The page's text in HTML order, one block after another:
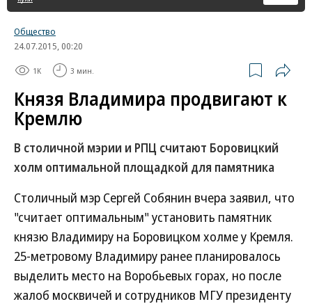
Общество
24.07.2015, 00:20
1K 3 мин.
Князя Владимира продвигают к
Кремлю
В столичной мэрии и РПЦ считают Боровицкий
холм оптимальной площадкой для памятника
Столичный мэр Сергей Собянин вчера заявил, что
"считает оптимальным" установить памятник
князю Владимиру на Боровицком холме у Кремля.
25-метровому Владимиру ранее планировалось
выделить место на Воробьевых горах, но после
жалоб москвичей и сотрудников МГУ президенту